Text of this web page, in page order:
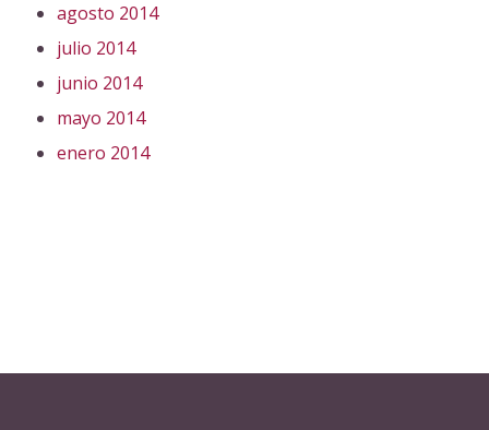
agosto 2014
julio 2014
junio 2014
mayo 2014
enero 2014